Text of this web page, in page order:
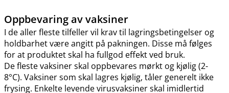
Oppbevaring av vaksiner
I de aller fleste tilfeller vil krav til lagringsbetingelser og
holdbarhet være angitt på pakningen. Disse må følges
for at produktet skal ha fullgod effekt ved bruk.
De fleste vaksiner skal oppbevares mørkt og kjølig (2-
8°C). Vaksiner som skal lagres kjølig, tåler generelt ikke
frysing. Enkelte levende virusvaksiner skal imidlertid